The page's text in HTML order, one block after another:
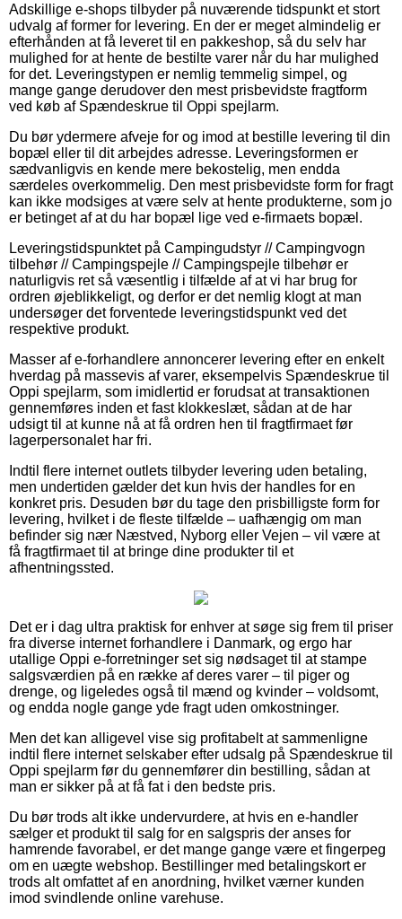
Adskillige e-shops tilbyder på nuværende tidspunkt et stort
udvalg af former for levering. En der er meget almindelig er
efterhånden at få leveret til en pakkeshop, så du selv har
mulighed for at hente de bestilte varer når du har mulighed
for det. Leveringstypen er nemlig temmelig simpel, og
mange gange derudover den mest prisbevidste fragtform
ved køb af Spændeskrue til Oppi spejlarm.
Du bør ydermere afveje for og imod at bestille levering til din
bopæl eller til dit arbejdes adresse. Leveringsformen er
sædvanligvis en kende mere bekostelig, men endda
særdeles overkommelig. Den mest prisbevidste form for fragt
kan ikke modsiges at være selv at hente produkterne, som jo
er betinget af at du har bopæl lige ved e-firmaets bopæl.
Leveringstidspunktet på Campingudstyr // Campingvogn
tilbehør // Campingspejle // Campingspejle tilbehør er
naturligvis ret så væsentlig i tilfælde af at vi har brug for
ordren øjeblikkeligt, og derfor er det nemlig klogt at man
undersøger det forventede leveringstidspunkt ved det
respektive produkt.
Masser af e-forhandlere annoncerer levering efter en enkelt
hverdag på massevis af varer, eksempelvis Spændeskrue til
Oppi spejlarm, som imidlertid er forudsat at transaktionen
gennemføres inden et fast klokkeslæt, sådan at de har
udsigt til at kunne nå at få ordren hen til fragtfirmaet før
lagerpersonalet har fri.
Indtil flere internet outlets tilbyder levering uden betaling,
men undertiden gælder det kun hvis der handles for en
konkret pris. Desuden bør du tage den prisbilligste form for
levering, hvilket i de fleste tilfælde – uafhængig om man
befinder sig nær Næstved, Nyborg eller Vejen – vil være at
få fragtfirmaet til at bringe dine produkter til et
afhentningssted.
Det er i dag ultra praktisk for enhver at søge sig frem til priser
fra diverse internet forhandlere i Danmark, og ergo har
utallige Oppi e-forretninger set sig nødsaget til at stampe
salgsværdien på en række af deres varer – til piger og
drenge, og ligeledes også til mænd og kvinder – voldsomt,
og endda nogle gange yde fragt uden omkostninger.
Men det kan alligevel vise sig profitabelt at sammenligne
indtil flere internet selskaber efter udsalg på Spændeskrue til
Oppi spejlarm før du gennemfører din bestilling, sådan at
man er sikker på at få fat i den bedste pris.
Du bør trods alt ikke undervurdere, at hvis en e-handler
sælger et produkt til salg for en salgspris der anses for
hamrende favorabel, er det mange gange være et fingerpeg
om en uægte webshop. Bestillinger med betalingskort er
trods alt omfattet af en anordning, hvilket værner kunden
imod svindlende online varehuse.